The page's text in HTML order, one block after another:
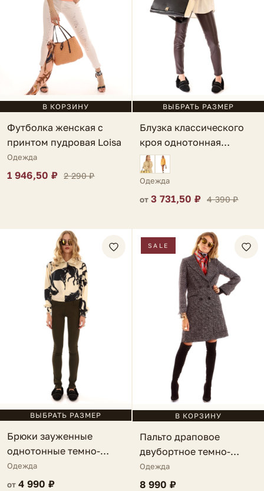
В КОРЗИНУ
Футболка женская с
принтом пудровая Loisa
Одежда
1 946,50 ₽ 2 290 ₽
ВЫБРАТЬ РАЗМЕР
Блузка классического
кроя однотонная
бежевая Lauria
Одежда
от 3 731,50 ₽ 4 390 ₽
ВЫБРАТЬ РАЗМЕР
Брюки зауженные
однотонные темно-
зеленые Vennia
Одежда
от 4 990 ₽
SALE
В КОРЗИНУ
Пальто драповое
двубортное темно-
серое Lienna
Одежда
8 990 ₽